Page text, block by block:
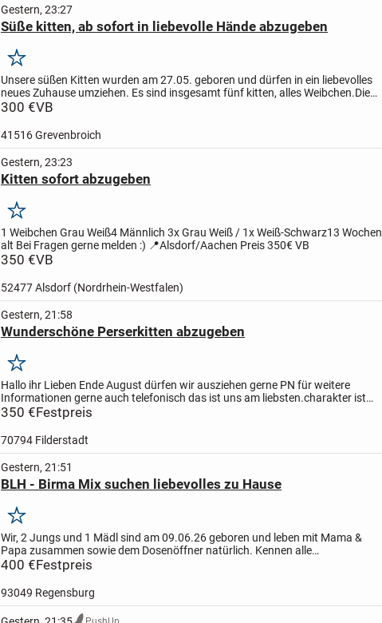
Gestern, 23:27
Süße kitten, ab sofort in liebevolle Hände abzugeben
Merken
Unsere süßen Kitten wurden am 27.05. geboren und dürfen in ein liebevolles
neues Zuhause umziehen. Es sind insgesamt fünf kitten, alles Weibchen.Die
Kleinen wachsen bei uns mit viel Liebe auf und sind...
300 €VB
41516 Grevenbroich
Gestern, 23:23
Kitten sofort abzugeben
Merken
1 Weibchen Grau Weiß4 Männlich 3x Grau Weiß / 1x Weiß-Schwarz13 Wochen
alt Bei Fragen gerne melden :) 📍Alsdorf/Aachen Preis 350€ VB
350 €VB
52477 Alsdorf (Nordrhein-Westfalen)
Gestern, 21:58
Wunderschöne Perserkitten abzugeben
Merken
Hallo ihr Lieben Ende August dürfen wir ausziehen gerne PN für weitere
Informationen gerne auch telefonisch das ist uns am liebsten.charakter ist
atemberaubend sehr lieb wir machen keinen...
350 €Festpreis
70794 Filderstadt
Gestern, 21:51
BLH - Birma Mix suchen liebevolles zu Hause
Merken
Wir, 2 Jungs und 1 Mädl sind am 09.06.26 geboren und leben mit Mama &
Papa zusammen sowie dem Dosenöffner natürlich. Kennen alle
Alltagsgeräusche, der Arzt sagt wir sind gesund, entwurmt und spielen...
400 €Festpreis
93049 Regensburg